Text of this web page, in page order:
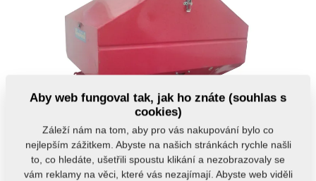
stažení
Aby web fungoval tak, jak ho znáte (souhlas s
cookies)
Záleží nám na tom, aby pro vás nakupování bylo co
nejlepším zážitkem. Abyste na našich stránkách rychle našli
to, co hledáte, ušetřili spoustu klikání a nezobrazovaly se
vám reklamy na věci, které vás nezajímají. Abyste web viděli